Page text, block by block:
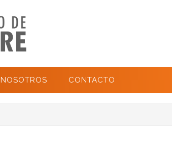
NOSOTROS CONTACTO